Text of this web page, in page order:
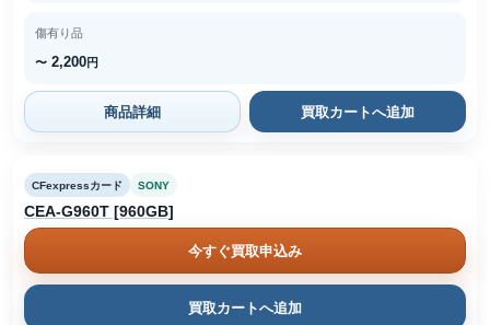
傷有り品
〜 2,200円
商品詳細 買取カートへ追加
CFexpressカード SONY
CEA-G960T [960GB]
今すぐ買取申込み
買取カートへ追加